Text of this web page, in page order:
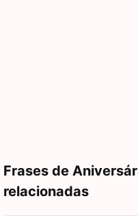
Frases de
relacionadas